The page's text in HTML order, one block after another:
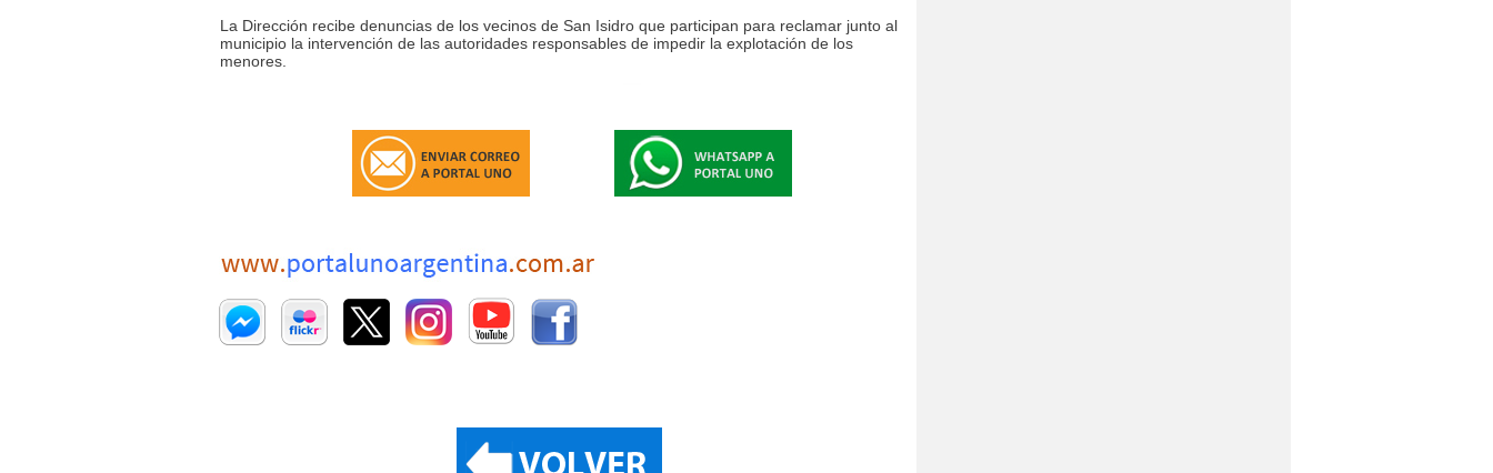
La Dirección recibe denuncias de los vecinos de San Isidro que participan para reclamar junto al
municipio la intervención de las autoridades responsables de impedir la explotación de los
menores.